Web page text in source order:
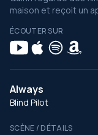
maison et reçoit un
ÉCOUTER SUR
Always
Blind Pilot
SCÈNE / DÉTAILS